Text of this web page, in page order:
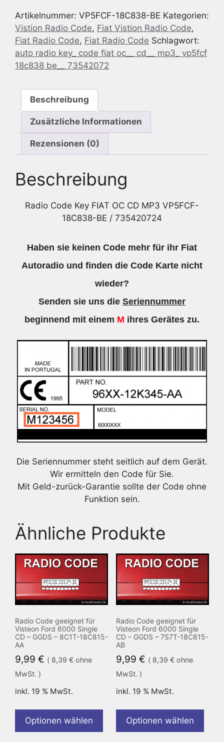
Fiat
OC
CD
MP3
VP5FCF-
BE
735420724
Artikelnummer: VP5FCF-18C838-BE Kategorien:
Vistion Radio Code, Fiat Vistion Radio Code,
Fiat Radio Code, Fiat Radio Code Schlagwort:
auto radio key_ code fiat oc__ cd__ mp3_ vp5fcf
18c838 be__ 73542072
Beschreibung
Zusätzliche Informationen
Rezensionen (0)
Beschreibung
Radio Code Key FIAT OC CD MP3 VP5FCF-
18C838-BE / 735420724
Haben sie keinen Code mehr für ihr Fiat
Autoradio und finden die Code Karte nicht
wieder?
Senden sie uns die Seriennummer
beginnend mit einem M ihres Gerätes zu.
Die Seriennummer steht seitlich auf dem Gerät.
Wir ermitteln den Code für Sie.
Mit Geld-zurück-Garantie sollte der Code ohne
Funktion sein.
Ähnliche Produkte
Radio Code geeignet für
Visteon Ford 6000 Single
CD – GGDS – 8C1T-18C815-
AA
9,99 € ( 8,39 € ohne
MwSt. )
inkl. 19 % MwSt.
Optionen wählen
Radio Code geeignet für
Visteon Ford 6000 Single
CD – GGDS – 7S7T-18C815-
AB
9,99 € ( 8,39 €ohne
MwSt. )
inkl. 19 % MwSt.
Optionen wählen